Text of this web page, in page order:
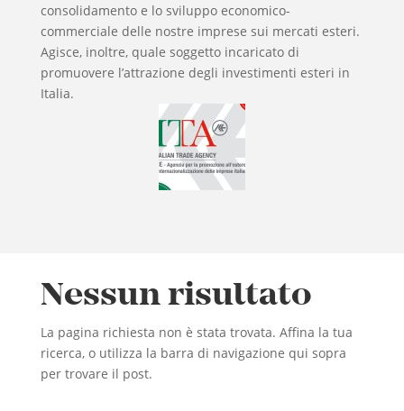
consolidamento e lo sviluppo economico-
commerciale delle nostre imprese sui mercati esteri.
Agisce, inoltre, quale soggetto incaricato di
promuovere l’attrazione degli investimenti esteri in
Italia.
Nessun risultato
La pagina richiesta non è stata trovata. Affina la tua
ricerca, o utilizza la barra di navigazione qui sopra
per trovare il post.